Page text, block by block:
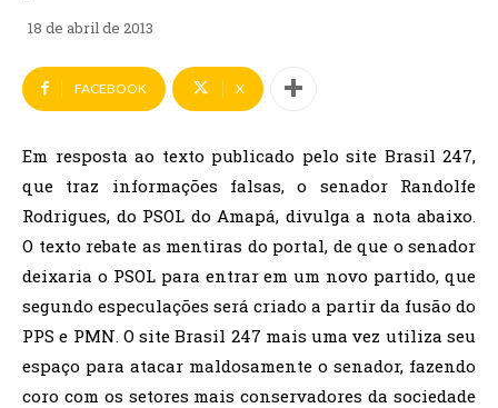
18 de abril de 2013
FACEBOOK X
Em resposta ao texto publicado pelo site Brasil 247,
que traz informações falsas, o senador Randolfe
Rodrigues, do PSOL do Amapá, divulga a nota abaixo.
O texto rebate as mentiras do portal, de que o senador
deixaria o PSOL para entrar em um novo partido, que
segundo especulações será criado a partir da fusão do
PPS e PMN. O site Brasil 247 mais uma vez utiliza seu
espaço para atacar maldosamente o senador, fazendo
coro com os setores mais conservadores da sociedade